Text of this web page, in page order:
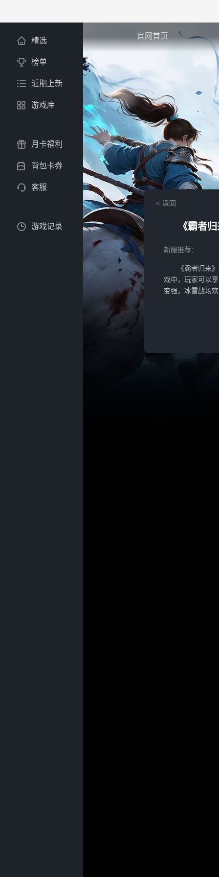
官网首页
返回
《霸者
新服推荐：
《霸者归来
戏中，玩家可以
变强。冰雪战场
精选
榜单
近期上新
游戏库
月卡福利
背包卡券
客服
游戏记录